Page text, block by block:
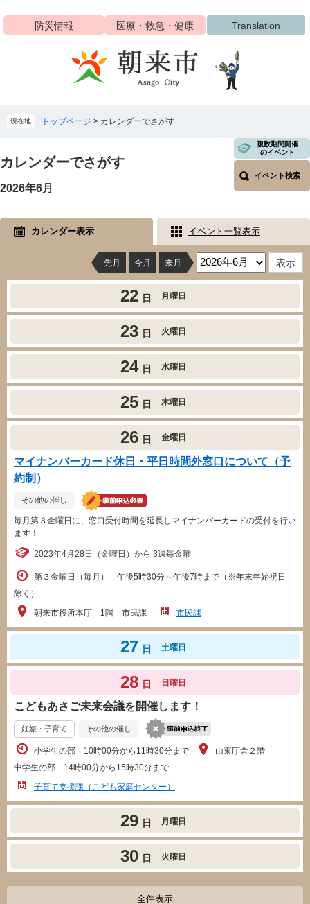
ジ
ュ
へ
防災情報 医療・救急・健康 Translation
現在地 トップページ > カレンダーでさがす
文
カレンダーでさがす
複数期間開催
のイベント
イベント検索
2026年6月
カレンダー表示 イベント一覧表示
先月 今月 来月
22 日 月曜日
23 日 火曜日
24 日 水曜日
25 日 木曜日
26 日 金曜日
マイナンバーカード休日・平日時間外窓口について（予
約制）
その他の催し
毎月第３金曜日に、窓口受付時間を延長しマイナンバーカードの受付を行い
ます！
2023年4月28日（金曜日）から 3週毎金曜
第３金曜日（毎月） 午後5時30分～午後7時まで（※年末年始祝日
除く）
朝来市役所本庁 1階 市民課
市民課
27 日 土曜日
28 日 日曜日
こどもあさご未来会議を開催します！
妊娠・子育て その他の催し
小学生の部 10時00分から11時30分まで
中学生の部 14時00分から15時30分まで
山東庁舎２階
子育て支援課（こども家庭センター）
29 日 月曜日
30 日 火曜日
全件表示